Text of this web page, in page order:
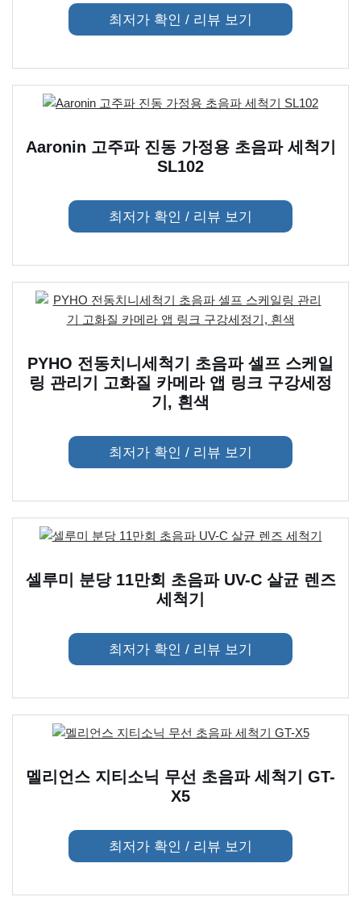
최저가 확인 / 리뷰 보기
Aaronin 고주파 진동 가정용 초음파 세척기
SL102
최저가 확인 / 리뷰 보기
PYHO 전동치니세척기 초음파 셀프 스케일
링 관리기 고화질 카메라 앱 링크 구강세정
기, 흰색
최저가 확인 / 리뷰 보기
셀루미 분당 11만회 초음파 UV-C 살균 렌즈
세척기
최저가 확인 / 리뷰 보기
멜리언스 지티소닉 무선 초음파 세척기 GT-
X5
최저가 확인 / 리뷰 보기